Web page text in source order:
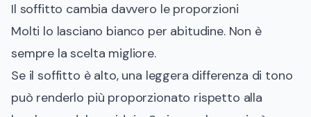
Il soffitto cambia davvero le proporzioni
Molti lo lasciano bianco per abitudine. Non è
sempre la scelta migliore.
Se il soffitto è alto, una leggera differenza di tono
può renderlo più proporzionato rispetto alla